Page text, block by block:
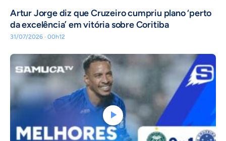
Artur Jorge diz que Cruzeiro cumpriu plano ‘perto
da excelência’ em vitória sobre Coritiba
31/07/2026 · 00h12